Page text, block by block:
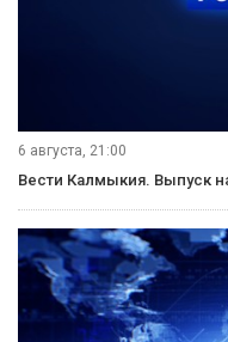
6 августа, 21:00
Вести Калмыкия. Выпуск